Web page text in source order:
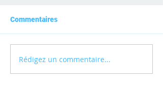
Commentaires
Rédigez un commentaire...